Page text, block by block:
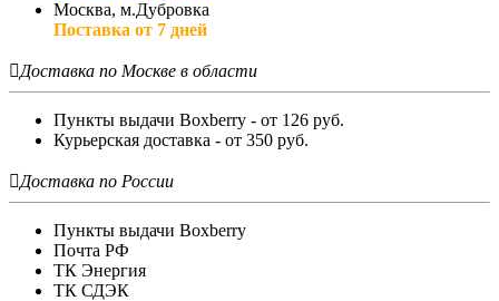
Москва, м.Дубровка
Поставка от 7 дней
Доставка по Москве в области
Пункты выдачи Boxberry - от 126 руб.
Курьерская доставка - от 350 руб.
Доставка по России
Пункты выдачи Boxberry
Почта РФ
ТК Энергия
ТК СДЭК